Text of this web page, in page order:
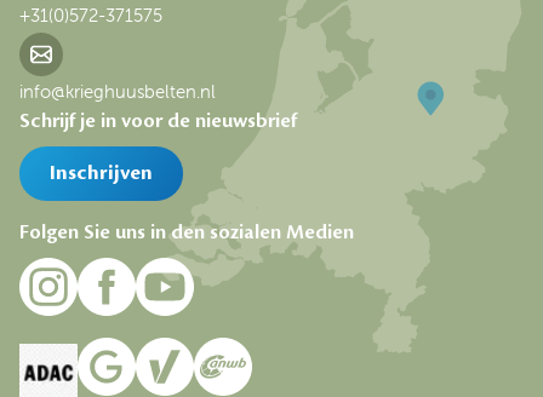
Schrijf je in voor de nieuwsbrief
Inschrijven
Folgen Sie uns in den sozialen Medien
+31(0)572-371575
info@krieghuusbelten.nl